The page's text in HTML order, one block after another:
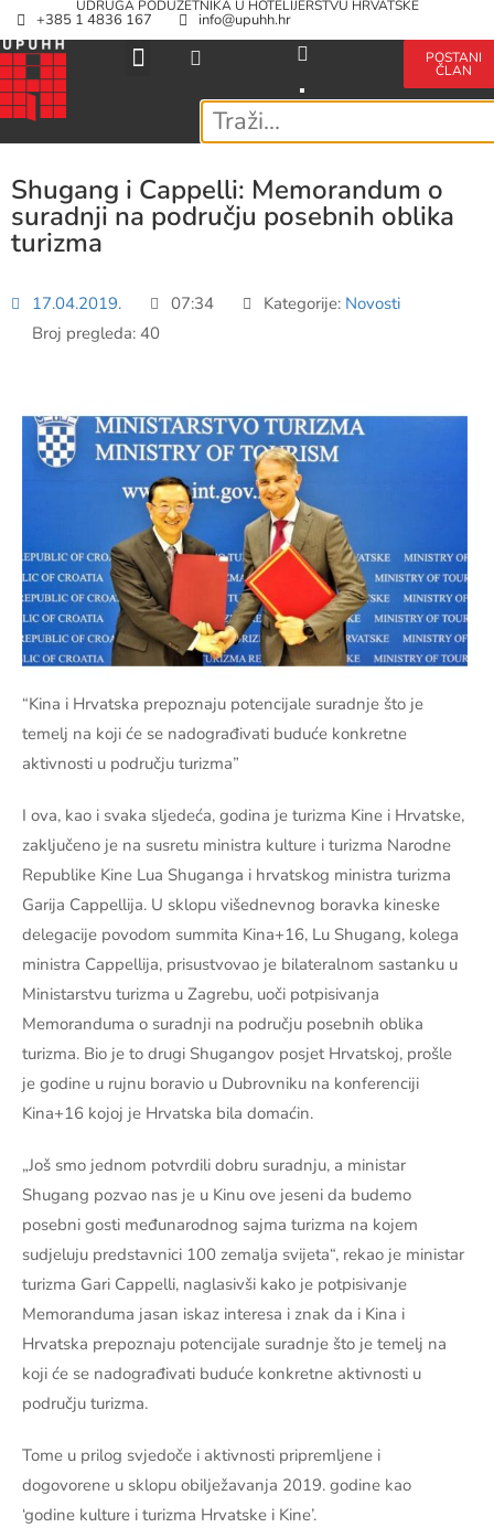
UDRUGA PODUZETNIKA U HOTELIJERSTVU HRVATSKE
+385 1 4836 167 info@upuhh.hr
POSTANI
ČLAN
Shugang i Cappelli: Memorandum o
suradnji na području posebnih oblika
turizma
17.04.2019. 07:34 Kategorije: Novosti
Broj pregleda: 40
“Kina i Hrvatska prepoznaju potencijale suradnje što je
temelj na koji će se nadograđivati buduće konkretne
aktivnosti u području turizma”
I ova, kao i svaka sljedeća, godina je turizma Kine i Hrvatske,
zaključeno je na susretu ministra kulture i turizma Narodne
Republike Kine Lua Shuganga i hrvatskog ministra turizma
Garija Cappellija. U sklopu višednevnog boravka kineske
delegacije povodom summita Kina+16, Lu Shugang, kolega
ministra Cappellija, prisustvovao je bilateralnom sastanku u
Ministarstvu turizma u Zagrebu, uoči potpisivanja
Memoranduma o suradnji na području posebnih oblika
turizma. Bio je to drugi Shugangov posjet Hrvatskoj, prošle
je godine u rujnu boravio u Dubrovniku na konferenciji
Kina+16 kojoj je Hrvatska bila domaćin.
„Još smo jednom potvrdili dobru suradnju, a ministar
Shugang pozvao nas je u Kinu ove jeseni da budemo
posebni gosti međunarodnog sajma turizma na kojem
sudjeluju predstavnici 100 zemalja svijeta“, rekao je ministar
turizma Gari Cappelli, naglasivši kako je potpisivanje
Memoranduma jasan iskaz interesa i znak da i Kina i
Hrvatska prepoznaju potencijale suradnje što je temelj na
koji će se nadograđivati buduće konkretne aktivnosti u
području turizma.
Tome u prilog svjedoče i aktivnosti pripremljene i
dogovorene u sklopu obilježavanja 2019. godine kao
‘godine kulture i turizma Hrvatske i Kine’.